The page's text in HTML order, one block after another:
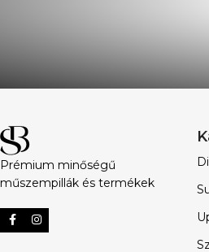
Prémium minőségű
műszempillák és termékek